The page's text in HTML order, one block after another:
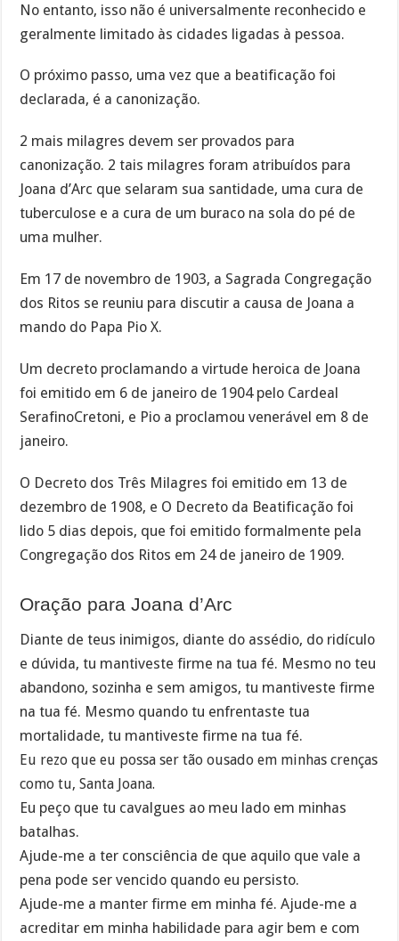
No entanto, isso não é universalmente reconhecido e
geralmente limitado às cidades ligadas à pessoa.
O próximo passo, uma vez que a beatificação foi
declarada, é a canonização.
2 mais milagres devem ser provados para
canonização. 2 tais milagres foram atribuídos para
Joana d’Arc que selaram sua santidade, uma cura de
tuberculose e a cura de um buraco na sola do pé de
uma mulher.
Em 17 de novembro de 1903, a Sagrada Congregação
dos Ritos se reuniu para discutir a causa de Joana a
mando do Papa Pio X.
Um decreto proclamando a virtude heroica de Joana
foi emitido em 6 de janeiro de 1904 pelo Cardeal
SerafinoCretoni, e Pio a proclamou venerável em 8 de
janeiro.
O Decreto dos Três Milagres foi emitido em 13 de
dezembro de 1908, e O Decreto da Beatificação foi
lido 5 dias depois, que foi emitido formalmente pela
Congregação dos Ritos em 24 de janeiro de 1909.
Oração para Joana d’Arc
Diante de teus inimigos, diante do assédio, do ridículo
e dúvida, tu mantiveste firme na tua fé. Mesmo no teu
abandono, sozinha e sem amigos, tu mantiveste firme
na tua fé. Mesmo quando tu enfrentaste tua
mortalidade, tu mantiveste firme na tua fé.
Eu rezo que eu possa ser tão ousado em minhas crenças
como tu, Santa Joana.
Eu peço que tu cavalgues ao meu lado em minhas
batalhas.
Ajude-me a ter consciência de que aquilo que vale a
pena pode ser vencido quando eu persisto.
Ajude-me a manter firme em minha fé. Ajude-me a
acreditar em minha habilidade para agir bem e com